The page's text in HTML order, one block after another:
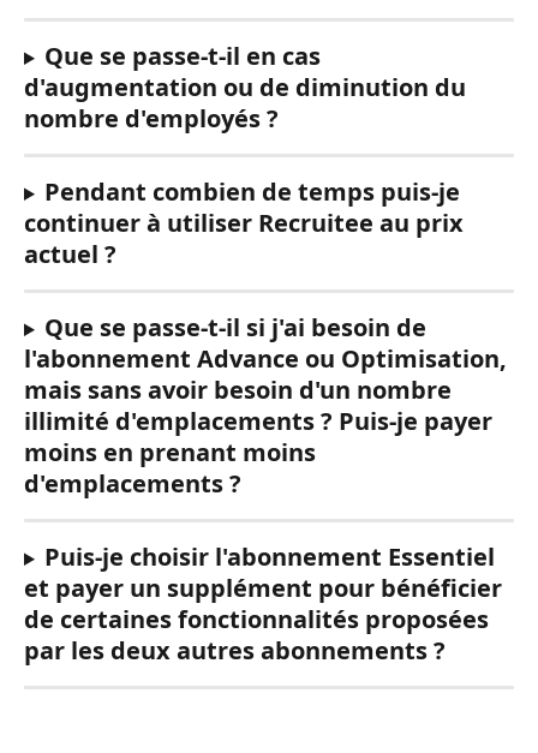
Que se passe-t-il en cas
d'augmentation ou de diminution du
nombre d'employés ?
Pendant combien de temps puis-je
continuer à utiliser Recruitee au prix
actuel ?
Que se passe-t-il si j'ai besoin de
l'abonnement Advance ou Optimisation,
mais sans avoir besoin d'un nombre
illimité d'emplacements ? Puis-je payer
moins en prenant moins
d'emplacements ?
Puis-je choisir l'abonnement Essentiel
et payer un supplément pour bénéficier
de certaines fonctionnalités proposées
par les deux autres abonnements ?